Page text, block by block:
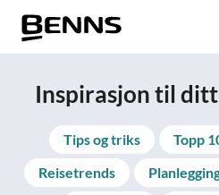
Inspirasjon til
Tips og triks Topp
Reisetrends
Vis resultater for: